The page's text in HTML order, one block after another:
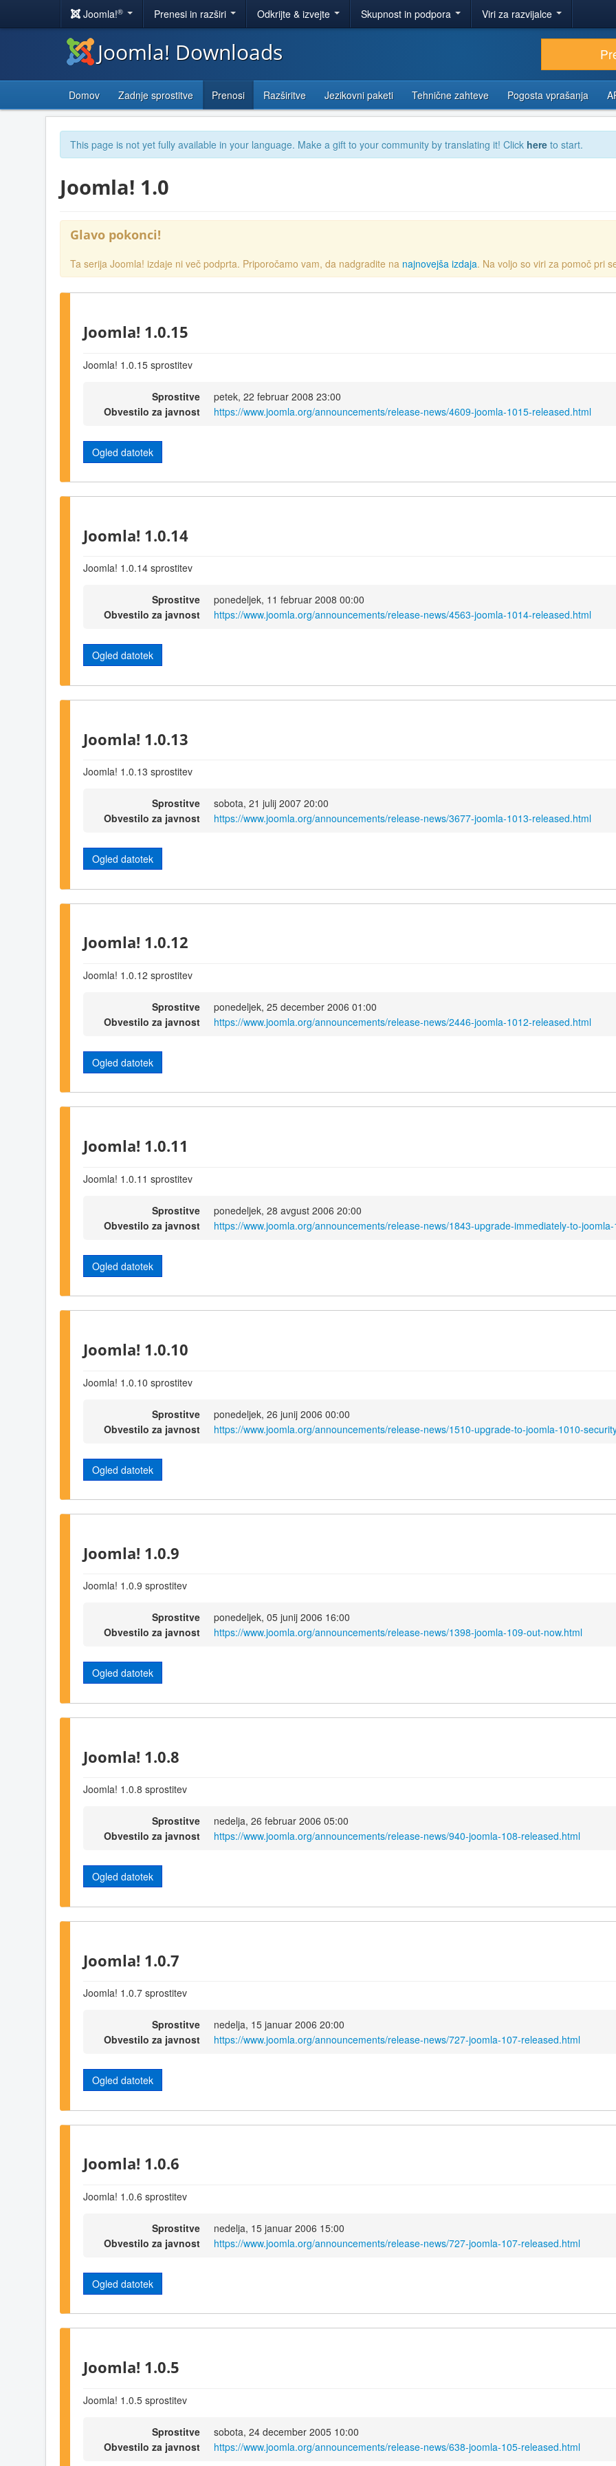
Joomla!® Prenesi in razširi Odkrijte & izvejte Skupnost in podpora Viri za razvijalce
Joomla! Downloads
Domov Zadnje sprostitve Prenosi Razširitve Jezikovni paketi Tehnične zahteve Pogosta vprašanja
This page is not yet fully available in your language. Make a gift to your community by translating it! Click here to start.
Joomla! 1.0
Glavo pokonci!
Ta serija Joomla! izdaje ni več podprta. Priporočamo vam, da nadgradite na najnovejša izdaja. Na voljo so viri za pomoč pri
Joomla! 1.0.15
Joomla! 1.0.15 sprostitev
Sprostitve
petek, 22 februar 2008 23:00
Obvestilo za javnost
https://www.joomla.org/announcements/release-news/4609-joomla-1015-released.html
Ogled datotek
Joomla! 1.0.14
Joomla! 1.0.14 sprostitev
Sprostitve
ponedeljek, 11 februar 2008 00:00
Obvestilo za javnost
https://www.joomla.org/announcements/release-news/4563-joomla-1014-released.html
Ogled datotek
Joomla! 1.0.13
Joomla! 1.0.13 sprostitev
Sprostitve
sobota, 21 julij 2007 20:00
Obvestilo za javnost
https://www.joomla.org/announcements/release-news/3677-joomla-1013-released.html
Ogled datotek
Joomla! 1.0.12
Joomla! 1.0.12 sprostitev
Sprostitve
ponedeljek, 25 december 2006 01:00
Obvestilo za javnost
https://www.joomla.org/announcements/release-news/2446-joomla-1012-released.html
Ogled datotek
Joomla! 1.0.11
Joomla! 1.0.11 sprostitev
Sprostitve
ponedeljek, 28 avgust 2006 20:00
Obvestilo za javnost
https://www.joomla.org/announcements/release-news/1843-upgrade-immediately-to-
Ogled datotek
Joomla! 1.0.10
Joomla! 1.0.10 sprostitev
Sprostitve
ponedeljek, 26 junij 2006 00:00
Obvestilo za javnost
https://www.joomla.org/announcements/release-news/1510-upgrade-to-joomla-1010-
Ogled datotek
Joomla! 1.0.9
Joomla! 1.0.9 sprostitev
Sprostitve
ponedeljek, 05 junij 2006 16:00
Obvestilo za javnost
https://www.joomla.org/announcements/release-news/1398-joomla-109-out-now.html
Ogled datotek
Joomla! 1.0.8
Joomla! 1.0.8 sprostitev
Sprostitve
nedelja, 26 februar 2006 05:00
Obvestilo za javnost
https://www.joomla.org/announcements/release-news/940-joomla-108-released.html
Ogled datotek
Joomla! 1.0.7
Joomla! 1.0.7 sprostitev
Sprostitve
nedelja, 15 januar 2006 20:00
Obvestilo za javnost
https://www.joomla.org/announcements/release-news/727-joomla-107-released.html
Ogled datotek
Joomla! 1.0.6
Joomla! 1.0.6 sprostitev
Sprostitve
nedelja, 15 januar 2006 15:00
Obvestilo za javnost
https://www.joomla.org/announcements/release-news/727-joomla-107-released.html
Ogled datotek
Joomla! 1.0.5
Joomla! 1.0.5 sprostitev
Sprostitve
sobota, 24 december 2005 10:00
Obvestilo za javnost
https://www.joomla.org/announcements/release-news/638-joomla-105-released.html